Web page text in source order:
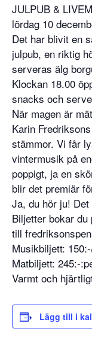
JULPUB &
lördag 10
Det har blivit en
julpub, en riktig
serveras älg
Klockan 18.00
snacks och
När magen är
Karin
stämmor. Vi får
vintermusik på
poppigt, ja en
blir det premiär
Ja, du hör ju!
Biljetter bokar du
till
Musikbiljett:
Matbiljett: 245:-
Varmt och
Lägg till i